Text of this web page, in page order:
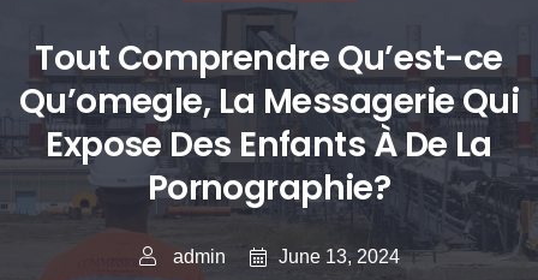
Tout Comprendre Qu’est-ce
Qu’omegle, La Messagerie Qui
Expose Des Enfants À De La
Pornographie?
admin June 13, 2024